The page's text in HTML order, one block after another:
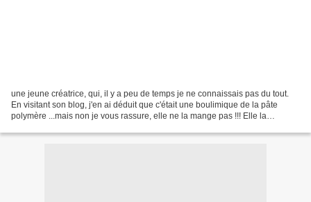
une jeune créatrice, qui, il y a peu de temps je ne connaissais pas du tout.
En visitant son blog, j'en ai déduit que c'était une boulimique de la pâte
polymère ...mais non je vous rassure, elle ne la mange pas !!! Elle la